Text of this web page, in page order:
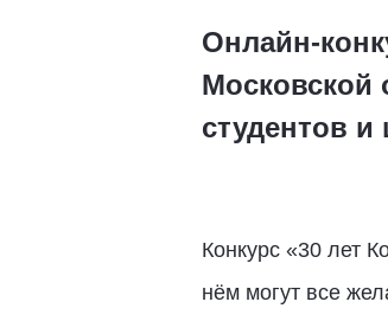
Онлайн-
Московской
студентов
Конкурс «30 лет
нём могут все